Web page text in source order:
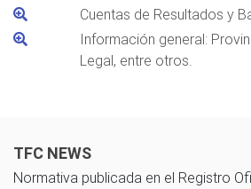
Cuentas de Resultados y
Información general:
Legal, entre otros.
TFC NEWS
Normativa publicada en el Registro